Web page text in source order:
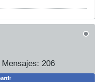
Mensajes: 206